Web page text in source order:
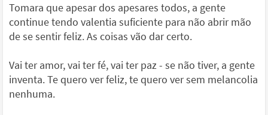
Tomara que apesar dos apesares todos, a gente
continue tendo valentia suficiente para não abrir mão
de se sentir feliz. As coisas vão dar certo.
Vai ter amor, vai ter fé, vai ter paz - se não tiver, a gente
inventa. Te quero ver feliz, te quero ver sem melancolia
nenhuma.